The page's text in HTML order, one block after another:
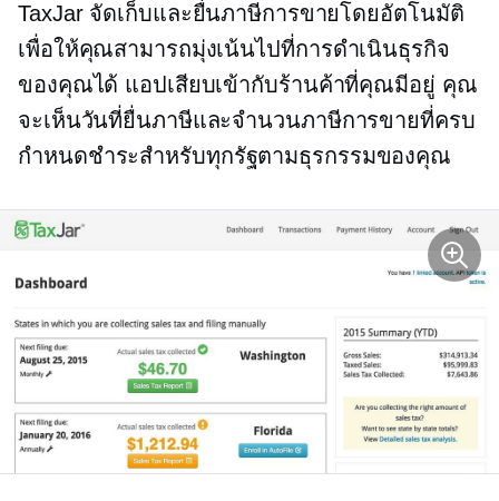
TaxJar จัดเก็บและยื่นภาษีการขายโดยอัตโนมัติ
เพื่อให้คุณสามารถมุ่งเน้นไปที่การดำเนินธุรกิจ
ของคุณได้ แอปเสียบเข้ากับร้านค้าที่คุณมีอยู่ คุณ
จะเห็นวันที่ยื่นภาษีและจำนวนภาษีการขายที่ครบ
กำหนดชำระสำหรับทุกรัฐตามธุรกรรมของคุณ